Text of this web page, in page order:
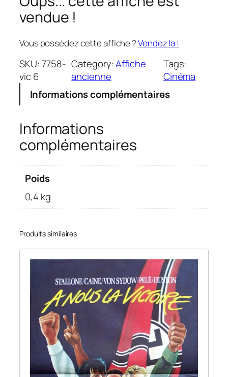
vendue !
Vous possédez cette affiche ?Vendez la !
SKU:7758-
vic 6
Category:Affiche
ancienne
Tags:
Cinéma
Informations complémentaires
Informations
complémentaires
Poids
0,4 kg
Produits similaires